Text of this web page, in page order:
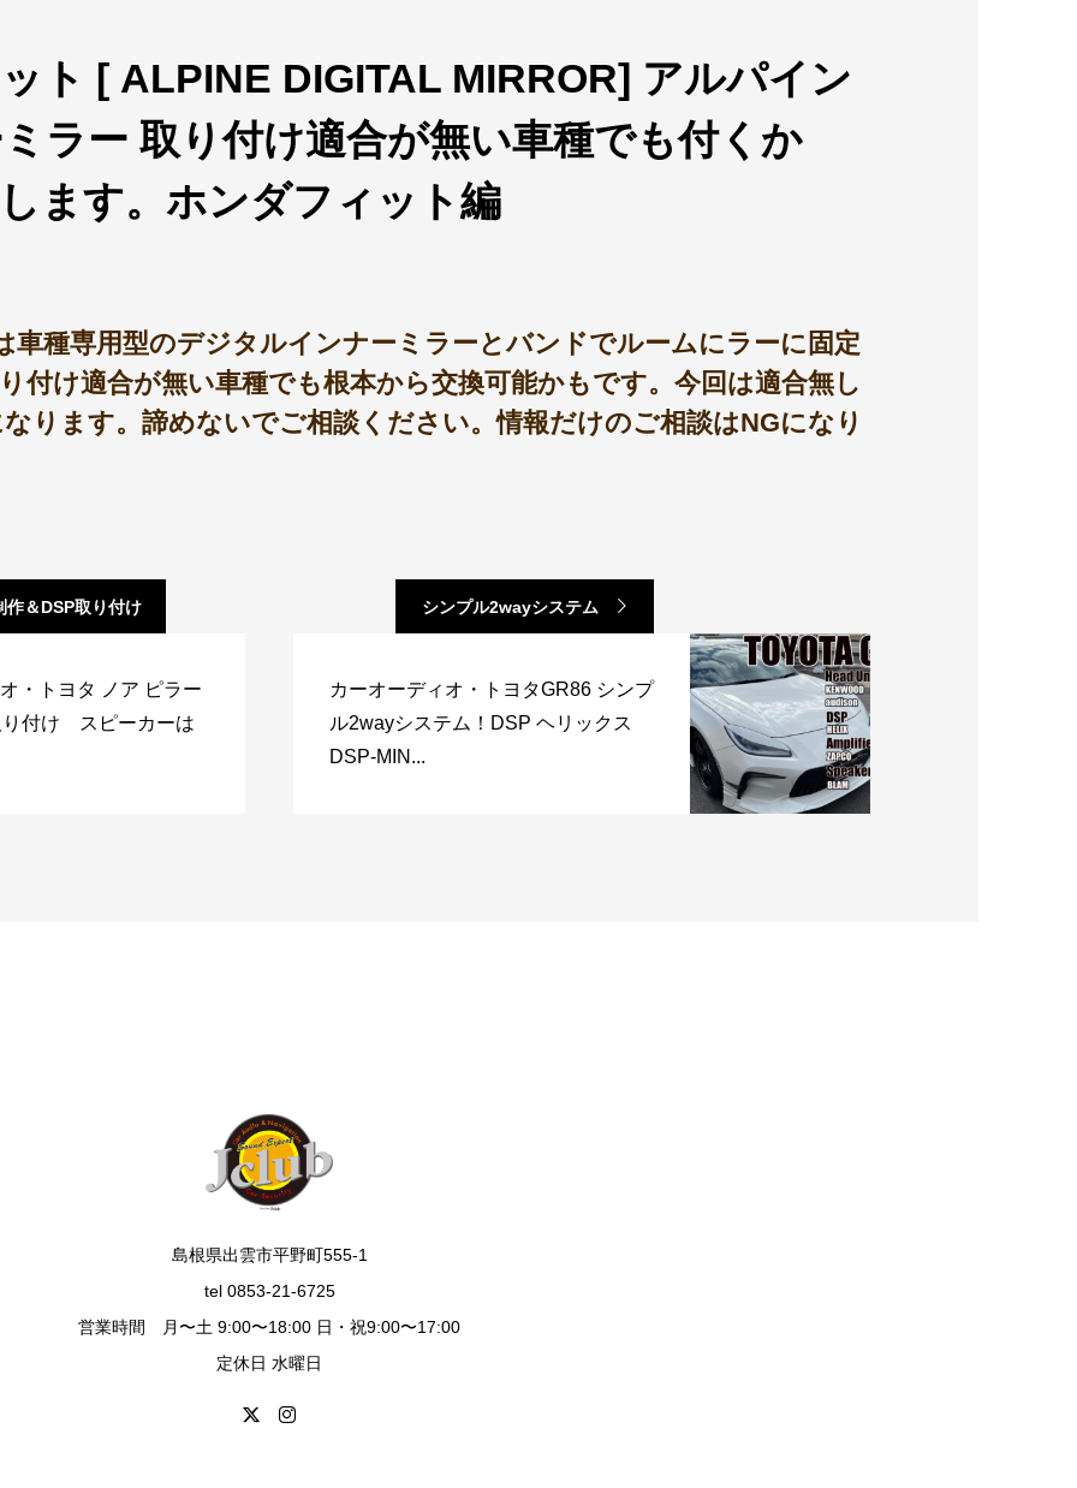
ト [ ALPINE DIGITAL MIRROR] アルパイン
ラー 取り付け適合が無い車種でも付くか
ます。ホンダフィット編
車種専用型のデジタルインナーミラーとバンドでルームにラーに固定
付け適合が無い車種でも根本から交換可能かもです。今回は適合無し
ります。諦めないでご相談ください。情報だけのご相談はNGになり
作＆DSP取り付け
・トヨタ ノア ピラー
り付け スピーカーは
シンプル2wayシステム
カーオーディオ・トヨタGR86 シンプ
ル2wayシステム！DSP ヘリックス
DSP-MIN...
島根県出雲市平野町555-1
tel 0853-21-6725
営業時間 月〜土 9:00〜18:00 日・祝9:00〜17:00
定休日 水曜日